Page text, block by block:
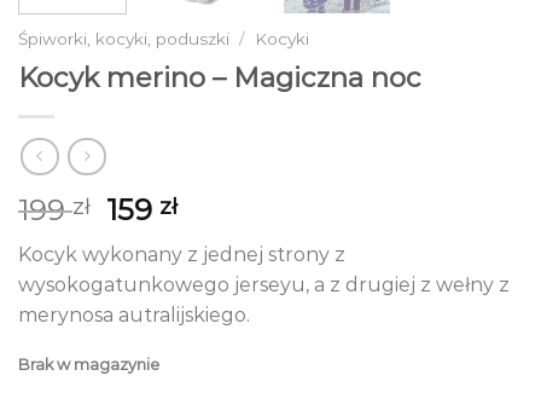
Śpiworki, kocyki, poduszki / Kocyki
Kocyk merino – Magiczna noc
199zł
Pierwotna
cena
wynosiła:
199 zł.
159 złAktualna
cena
wynosi:
159 zł.
Kocyk wykonany z jednej strony z
wysokogatunkowego jerseyu, a z drugiej z wełny z
merynosa autralijskiego.
Brak w magazynie